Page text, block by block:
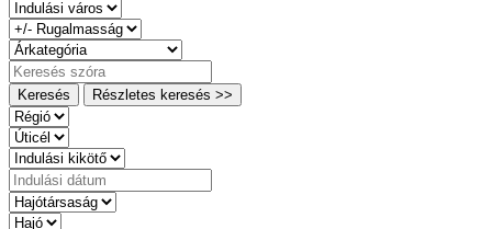
Keresés Részletes keresés >>